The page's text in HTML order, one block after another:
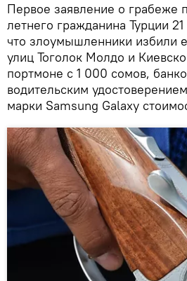
Первое заявление о грабеже
летнего гражданина Турции
что злоумышленники избили
улиц Тоголок Молдо и
портмоне с 1 000 сомов,
водительским
марки Samsung Galaxy